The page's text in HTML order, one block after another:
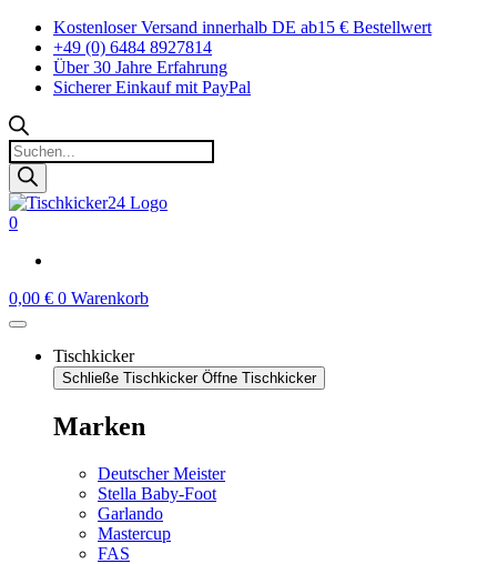
Zum
Inhalt
springen
Kostenloser Versand innerhalb DE ab15 € Bestellwert
+49 (0) 6484 8927814
Über 30 Jahre Erfahrung
Sicherer Einkauf mit PayPal
Products
search
0
0,00 € 0 Warenkorb
Tischkicker
Schließe Tischkicker Öffne Tischkicker
Marken
Deutscher Meister
Stella Baby-Foot
Garlando
Mastercup
FAS